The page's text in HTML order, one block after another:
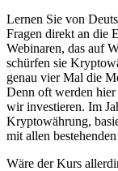
Lernen Sie von
Fragen direkt an die
Webinaren, das auf
schürfen sie
genau vier Mal die
Denn oft werden hier
wir investieren. Im
Kryptowährung,
mit allen
Wäre der Kurs